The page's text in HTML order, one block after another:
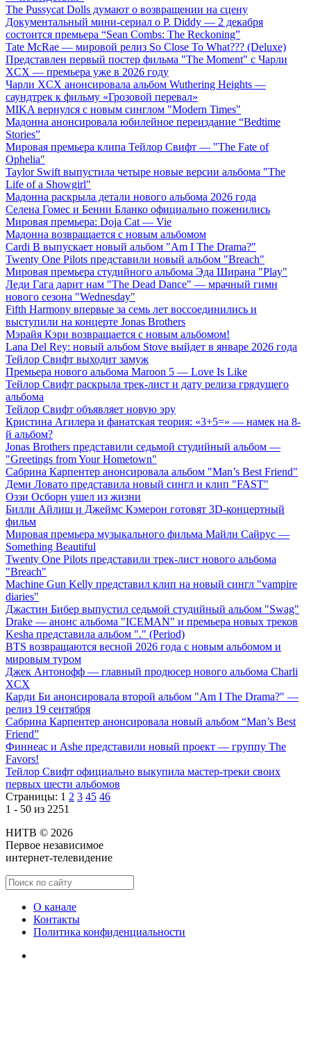
The Pussycat Dolls думают о возвращении на сцену
Документальный мини-сериал о P. Diddy — 2 декабря
состоится премьера “Sean Combs: The Reckoning”
Tate McRae — мировой релиз So Close To What??? (Deluxe)
Представлен первый постер фильма "The Moment" с Чарли
XCX — премьера уже в 2026 году
Чарли XCX анонсировала альбом Wuthering Heights —
саундтрек к фильму «Грозовой перевал»
MIKA вернулся с новым синглом "Modern Times"
Мадонна анонсировала юбилейное переиздание “Bedtime
Stories”
Мировая премьера клипа Тейлор Свифт — "The Fate of
Ophelia"
Taylor Swift выпустила четыре новые версии альбома "The
Life of a Showgirl"
Мадонна раскрыла детали нового альбома 2026 года
Селена Гомес и Бенни Бланко официально поженились
Мировая премьера: Doja Cat — Vie
Мадонна возвращается с новым альбомом
Cardi B выпускает новый альбом "Am I The Drama?"
Twenty One Pilots представили новый альбом "Breach"
Мировая премьера студийного альбома Эда Ширана "Play"
Леди Гага дарит нам "The Dead Dance" — мрачный гимн
нового сезона "Wednesday"
Fifth Harmony впервые за семь лет воссоединились и
выступили на концерте Jonas Brothers
Мэрайя Кэри возвращается с новым альбомом!
Lana Del Rey: новый альбом Stove выйдет в январе 2026 года
Тейлор Свифт выходит замуж
Премьера нового альбома Maroon 5 — Love Is Like
Тейлор Свифт раскрыла трек-лист и дату релиза грядущего
альбома
Тейлор Свифт объявляет новую эру
Кристина Агилера и фанатская теория: «3+5=» — намек на 8-
й альбом?
Jonas Brothers представили седьмой студийный альбом —
"Greetings from Your Hometown"
Сабрина Карпентер анонсировала альбом "Man’s Best Friend"
Деми Ловато представила новый сингл и клип "FAST"
Оззи Осборн ушел из жизни
Билли Айлиш и Джеймс Кэмерон готовят 3D-концертный
фильм
Мировая премьера музыкального фильма Майли Сайрус —
Something Beautiful
Twenty One Pilots представили трек-лист нового альбома
"Breach"
Machine Gun Kelly представил клип на новый сингл "vampire
diaries"
Джастин Бибер выпустил седьмой студийный альбом "Swag"
Drake — анонс альбома "ICEMAN" и премьера новых треков
Kesha представила альбом "." (Period)
BTS возвращаются весной 2026 года с новым альбомом и
мировым туром
Джек Антонофф — главный продюсер нового альбома Charli
XCX
Карди Би анонсировала второй альбом "Am I The Drama?" —
релиз 19 сентября
Сабрина Карпентер анонсировала новый альбом “Man’s Best
Friend”
Финнеас и Ashe представили новый проект — группу The
Favors!
Тейлор Свифт официально выкупила мастер-треки своих
первых шести альбомов
Страницы: 1 2 3 45 46
1 - 50 из 2251
НИТВ © 2026
Первое независимое
интернет-телевидение
О канале
Контакты
Политика конфиденциальности